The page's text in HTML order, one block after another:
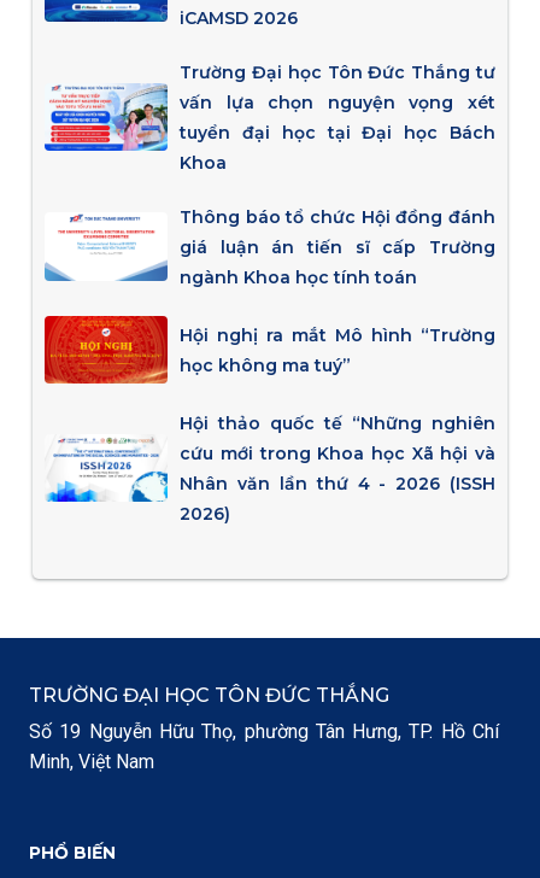
iCAMSD 2026
Trường Đại học Tôn Đức Thắng tư
vấn lựa chọn nguyện vọng xét
tuyển đại học tại Đại học Bách
Khoa
Thông báo tổ chức Hội đồng đánh
giá luận án tiến sĩ cấp Trường
ngành Khoa học tính toán
Hội nghị ra mắt Mô hình “Trường
học không ma tuý”
Hội thảo quốc tế “Những nghiên
cứu mới trong Khoa học Xã hội và
Nhân văn lần thứ 4 - 2026 (ISSH
2026)
TRƯỜNG ĐẠI HỌC TÔN ĐỨC THẮNG
Số 19 Nguyễn Hữu Thọ, phường Tân Hưng, TP. Hồ Chí
Minh, Việt Nam
PHỔ BIẾN